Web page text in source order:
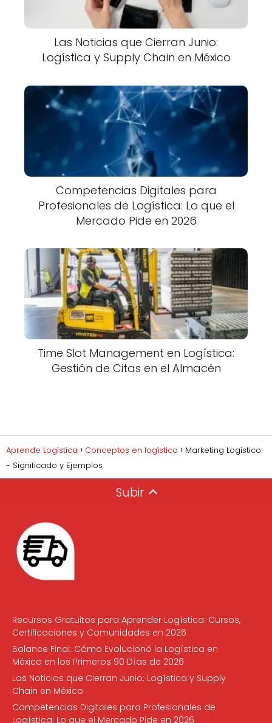
Las Noticias que Cierran Junio:
Logística y Supply Chain en México
Competencias Digitales para
Profesionales de Logística: Lo que el
Mercado Pide en 2026
Time Slot Management en Logística:
Gestión de Citas en el Almacén
Aprende Logística Conceptos en logística
Marketing Logístico
- Significado y Ejemplos
Subir
Recursos Gratuitos para Aprender Logística: Cursos,
Certificaciones y Comunidades en 2026
Balance Final: Cómo Evolucionó la Logística en
México en los Primeros 90 Días de 2026
Las Noticias que Cierran Junio: Logística y Supply
Chain en México
Competencias Digitales para Profesionales de
Logística: Lo que el Mercado Pide en 2026